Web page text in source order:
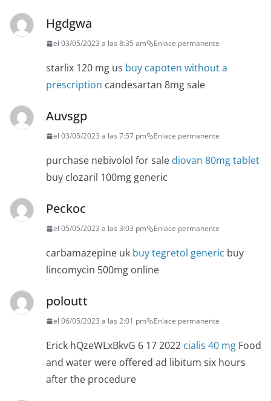
Hgdgwa
el 03/05/2023 a las 8:35 am Enlace permanente
starlix 120 mg us buy capoten without a
prescription candesartan 8mg sale
Auvsgp
el 03/05/2023 a las 7:57 pm Enlace permanente
purchase nebivolol for sale diovan 80mg tablet
buy clozaril 100mg generic
Peckoc
el 05/05/2023 a las 3:03 pm Enlace permanente
carbamazepine uk buy tegretol generic buy
lincomycin 500mg online
poloutt
el 06/05/2023 a las 2:01 pm Enlace permanente
Erick hQzeWLxBkvG 6 17 2022 cialis 40 mg Food
and water were offered ad libitum six hours
after the procedure